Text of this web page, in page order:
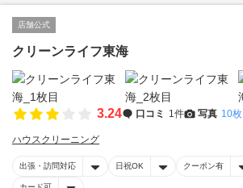
店舗公式
クリーンライフ東海
3.24 口コミ 1件 写真 10枚
ハウスクリーニング
出張・訪問対応 日祝OK クーポン有